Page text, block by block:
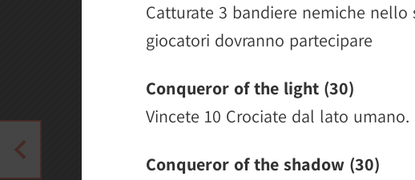
Catturate 3 bandiere nemiche
giocatori dovranno partecipare
Conqueror of the light (30)
Vincete 10 Crociate dal lato
Conqueror of the shadow (30)